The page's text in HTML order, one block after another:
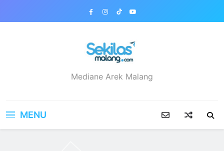
sekilasmalang.com
Mediane Arek Malang
MENU